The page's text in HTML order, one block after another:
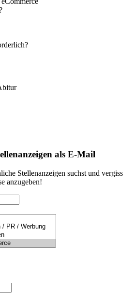
als E-Mail
Stellenanzeigen suchst und vergiss
anzugeben!